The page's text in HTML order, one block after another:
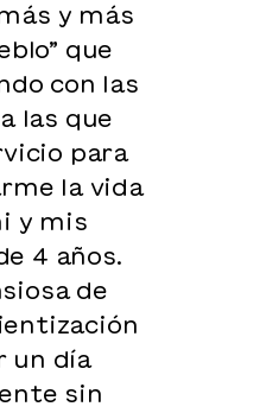
y más
que
con las
las que
para
la vida
y mis
4 años.
de
un día
sin